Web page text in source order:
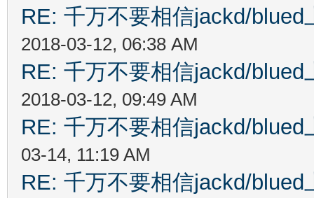
RE: 千万不要相信jackd/
2018-03-12, 06:38 AM
RE: 千万不要相信jackd/
2018-03-12, 09:49 AM
RE: 千万不要相信jackd/
03-14, 11:19 AM
RE: 千万不要相信jackd/